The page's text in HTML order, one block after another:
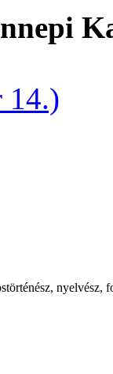
14.)
nyelvész,